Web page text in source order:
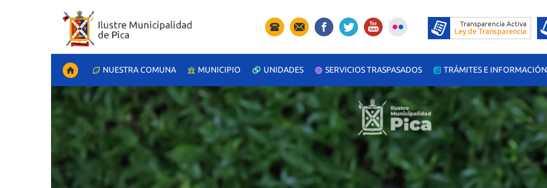
NUESTRA COMUNA MUNICIPIO UNIDADES SERVICIOS TRASPASADOS TRÁMITES E INFORMACIÓN